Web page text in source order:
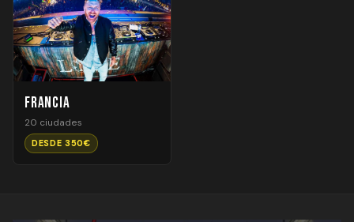
Francia
20 ciudades
DESDE 350€